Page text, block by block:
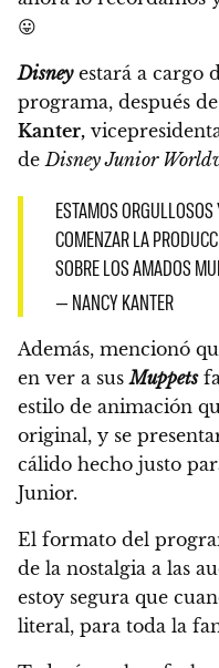
😛
Disneyestará a cargo
programa, después
Kanter,
deDisney Junior
ESTAMOS
COMENZAR LA
SOBRE LOS AMADOS
— NANCY KANTER
Además, mencionó
en ver a susMuppets
estilo de animación
original, y se
cálido hecho justo
Junior.
El formato del
de la nostalgia a las
estoy segura que
literal, para toda la